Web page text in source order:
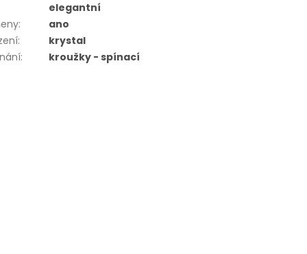
elegantní
:
ano
:
krystal
: kroužky - spínací